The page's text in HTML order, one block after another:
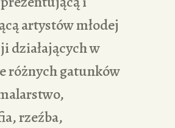
artystów młodej
działających w
różnych gatunków
rzeźba,